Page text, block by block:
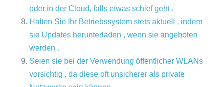
oder in der Cloud, falls etwas schief geht .
Halten Sie Ihr Betriebssystem stets aktuell , indem
sie Updates herunterladen , wenn sie angeboten
werden .
Seien sie bei der Verwendung öffentlicher WLANs
vorsichtig , da diese oft unsicherer als private